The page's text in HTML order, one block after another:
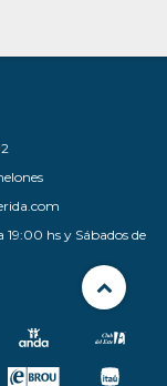
19:00 hs y Sábados de